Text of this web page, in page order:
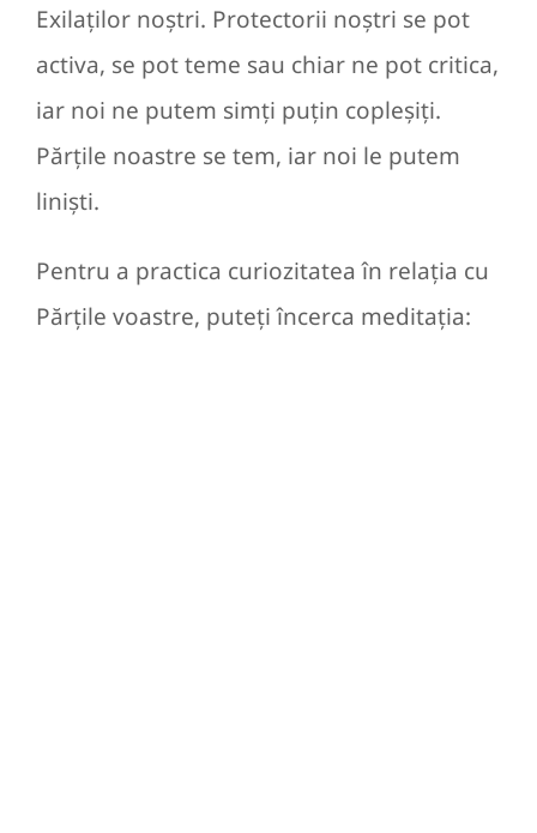
Exilaților noștri. Protectorii noștri se pot
activa, se pot teme sau chiar ne pot critica,
iar noi ne putem simți puțin copleșiți.
Părțile noastre se tem, iar noi le putem
liniști.
Pentru a practica curiozitatea în relația cu
Părțile voastre, puteți încerca meditația: